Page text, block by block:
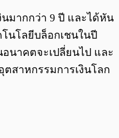
มากกว่า 9 ปี และได้หัน
นโลยีบล็อกเชนในปี
อนาคตจะเปลี่ยนไป และ
ตสาหกรรมการเงินโลก